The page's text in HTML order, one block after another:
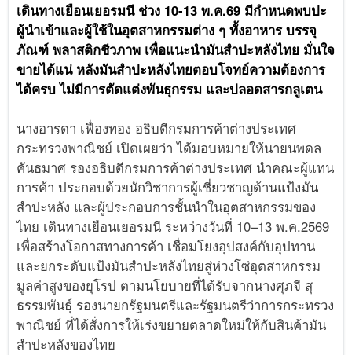
เดินทางเยือนเยอรมนี ช่วง 10-13 พ.ค.69 มีกำหนดพบปะ
ผู้นำเข้าและผู้ใช้ในอุตสาหกรรมต่าง ๆ ทั้งอาหาร บรรจุ
ภัณฑ์ พลาสติกชีวภาพ เพื่อแนะนำมันสำปะหลังไทย มั่นใจ
ขายได้แน่ หลังมันสำปะหลังไทยตอบโจทย์ความต้องการ
ได้ครบ ไม่มีการตัดแต่งพันธุกรรม และปลอดสารกลูเตน
นางอารดา เฟื่องทอง อธิบดีกรมการค้าต่างประเทศ
กระทรวงพาณิชย์ เปิดเผยว่า ได้มอบหมายให้นายนพดล
คันธมาศ รองอธิบดีกรมการค้าต่างประเทศ นำคณะผู้แทน
การค้า ประกอบด้วยนักวิชาการผู้เชี่ยวชาญด้านแป้งมัน
สำปะหลัง และผู้ประกอบการชั้นนำในอุตสาหกรรมของ
ไทย เดินทางเยือนเยอรมนี ระหว่างวันที่ 10–13 พ.ค.2569
เพื่อสร้างโอกาสทางการค้า เชื่อมโยงอุปสงค์กับอุปทาน
และยกระดับแป้งมันสำปะหลังไทยสู่ห่วงโซ่อุตสาหกรรม
มูลค่าสูงของยุโรป ตามนโยบายที่ได้รับจากนางศุภจี สุ
ธรรมพันธุ์ รองนายกรัฐมนตรีและรัฐมนตรีว่าการกระทรวง
พาณิชย์ ที่ได้สั่งการให้เร่งขยายตลาดใหม่ให้กับสินค้ามัน
สำปะหลังของไทย